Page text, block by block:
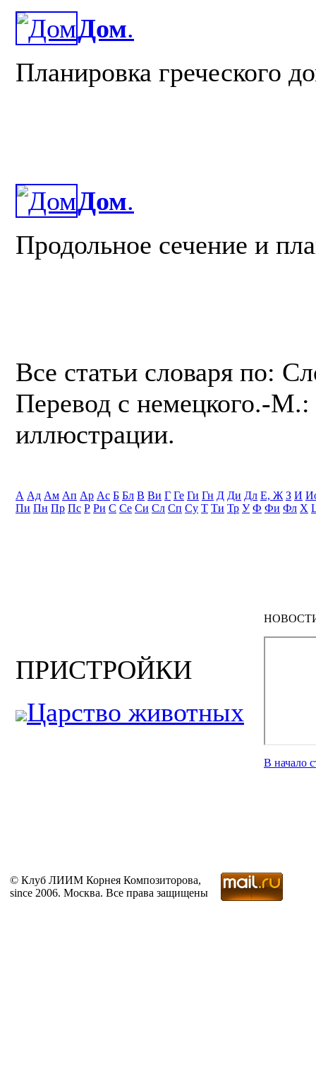
Дом.
Планировка греческого
Дом.
Продольное сечение и
Все статьи словаря по:
Перевод с немецкого.-
иллюстрации.
А Ад Ам Ап Ар Ас Б Бл В Ви Г Ге Ги Гн Д Ди Дл Е, Ж З И
Пи Пн Пр Пс Р Ри С Се Си Сл Сп Су Т Ти Тр У Ф Фи Фл Х
ПРИСТРОЙКИ
Царство животных
В начало
© Клуб ЛИИМ Корнея Композиторова,
since 2006. Москва. Все права защищены